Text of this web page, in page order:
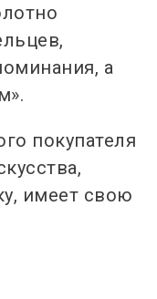
а
покупателя
имеет свою